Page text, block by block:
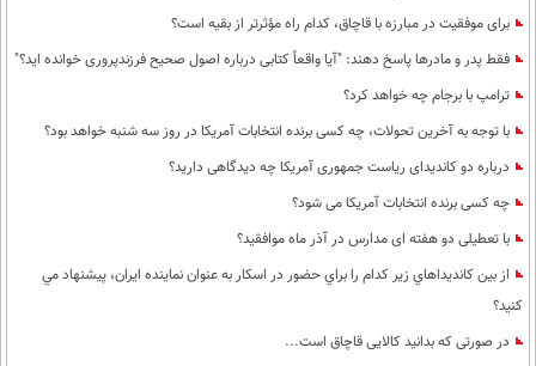
برای موفقیت در مبارزه با قاچاق، کدام راه مؤثرتر از بقیه است؟
فقط پدر و مادرها پاسخ دهند: "آیا واقعاً کتابی درباره اصول صحیح فرزندپروری خوانده اید؟"
ترامپ با برجام چه خواهد کرد؟
با توجه به آخرین تحولات، چه کسی برنده انتخابات آمریکا در روز سه شنبه خواهد بود؟
درباره دو کاندیدای ریاست جمهوری آمریکا چه دیدگاهی دارید؟
چه کسی برنده انتخابات آمریکا می شود؟
با تعطیلی دو هفته ای مدارس در آذر ماه موافقید؟
از بين كانديداهاي زير كدام را براي حضور در اسكار به عنوان نماينده ايران، پيشنهاد مي
كنيد؟
در صورتی که بدانید کالایی قاچاق است...